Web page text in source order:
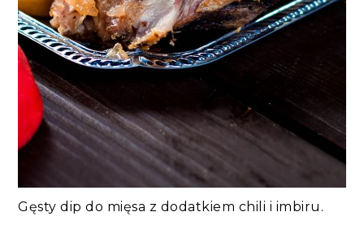
Gęsty dip do mięsa z dodatkiem chili i imbiru.